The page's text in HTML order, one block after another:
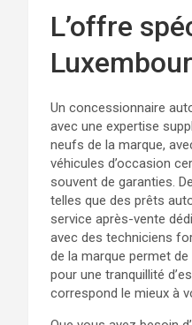
L’offre
Un concessionnaire
avec une expertise
neufs de la marque,
véhicules d’occasion
souvent de garanties.
telles que des prêts
service après-vente
avec des techniciens
de la marque permet
pour une tranquillité
correspond le mieux à